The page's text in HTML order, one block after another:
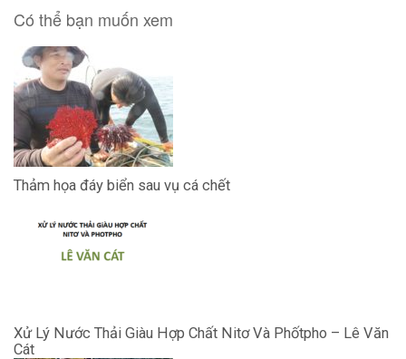
Có thể bạn muốn xem
Thảm họa đáy biển sau vụ cá chết
Xử Lý Nước Thải Giàu Hợp Chất Nitơ Và Phốtpho – Lê Văn
Cát